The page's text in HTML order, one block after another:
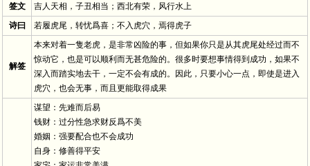
签文
吉人天相，子丑相当；西北有荣，风行水上
诗曰
若履虎尾，转忧爲喜；不入虎穴，焉得虎子
解签
本来对着一隻老虎，是非常凶险的事，但如果你只是从其虎尾处经过而不
惊动它，也是可以顺利而无甚危险的。很多时要想事情得到成功，如果不
深入而踏实地去干，一定不会有成的。因此，只要小心一点，即使是进入
虎穴，也会无事，而且更能取得成果
谋望：先难而后易
钱财：过分性急求财反爲不美
婚姻：强要配合也不会成功
自身：修善得平安